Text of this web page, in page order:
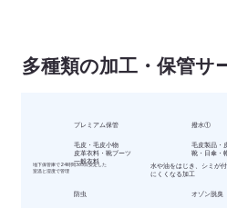
多種類の加工・保管サ
毛皮・毛皮小物
皮革衣料・靴ブーツ
一般衣料
地下保管庫で24時間365日安定した
室温と湿度で管理
プレミアム保管
毛皮製品・
靴・日傘・
水や油をはじき、シミが
にくくなる加工
撥水①
防虫 オゾン脱臭